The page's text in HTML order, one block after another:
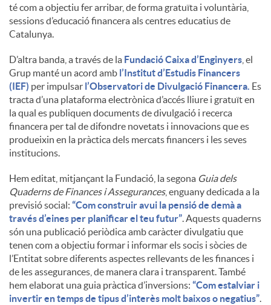
t
s
té com a objectiu fer arribar, de forma gratuïta i voluntària,
sessions d’educació financera als centres educatius de
Catalunya.
D’altra banda, a través de la Fundació Caixa d’Enginyers , el
Grup manté un acord amb l’Institut d’Estudis Financers
(IEF) per impulsar l’Observatori de Divulgació Financera. Es
tracta d’una plataforma electrònica d’accés lliure i gratuït en
la qual es publiquen documents de divulgació i recerca
financera per tal de difondre novetats i innovacions que es
produeixin en la pràctica dels mercats financers i les seves
institucions.
Hem editat, mitjançant la Fundació, la segona Guia dels
Quaderns de Finances i Assegurances, enguany dedicada a la
previsió social: “Com construir avui la pensió de demà a
través d’eines per planificar el teu futur”. Aquests quaderns
són una publicació periòdica amb caràcter divulgatiu que
tenen com a objectiu formar i informar els socis i sòcies de
l’Entitat sobre diferents aspectes rellevants de les finances i
de les assegurances, de manera clara i transparent. També
hem elaborat una guia pràctica d’inversions: “Com estalviar i
invertir en temps de tipus d’interès molt baixos o negatius”.